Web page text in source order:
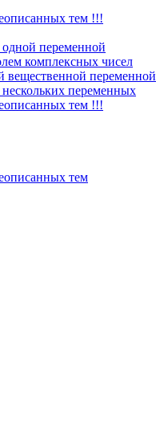
тем !!!
переменной
комплексных чисел
вещественной переменной
переменных
тем !!!
тем